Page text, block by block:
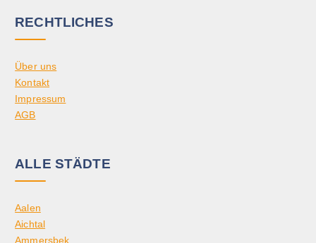
RECHTLICHES
Über uns
Kontakt
Impressum
AGB
ALLE STÄDTE
Aalen
Aichtal
Ammersbek